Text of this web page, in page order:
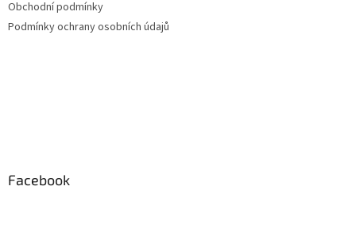
Obchodní podmínky
Podmínky ochrany osobních údajů
Facebook